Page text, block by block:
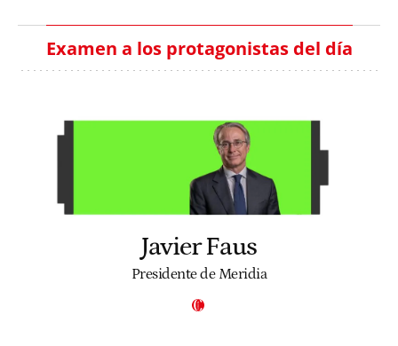
Examen a los protagonistas del día
Javier Faus
Presidente de Meridia